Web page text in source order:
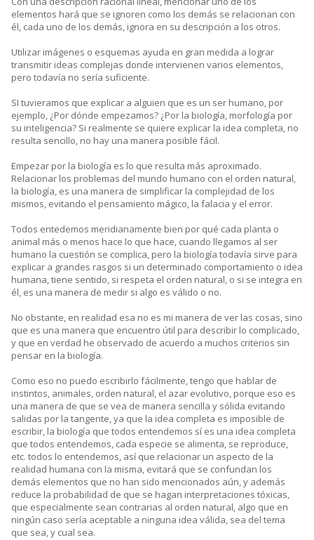
elementos hará que se ignoren como los demás se relacionan con
él, cada uno de los demás, ignora en su descripción a los otros.
Utilizar imágenes o esquemas ayuda en gran medida a lograr
transmitir ideas complejas donde intervienen varios elementos,
pero todavía no sería suficiente.
SI tuvieramos que explicar a alguien que es un ser humano, por
ejemplo, ¿Por dónde empezamos? ¿Por la biología, morfología por
su inteligencia? Si realmente se quiere explicar la idea completa, no
resulta sencillo, no hay una manera posible fácil.
Empezar por la biología es lo que resulta más aproximado.
Relacionar los problemas del mundo humano con el orden natural,
la biología, es una manera de simplificar la complejidad de los
mismos, evitando el pensamiento mágico, la falacia y el error.
Todos entedemos meridianamente bien por qué cada planta o
animal más o menos hace lo que hace, cuando llegamos al ser
humano la cuestión se complica, pero la biología todavía sirve para
explicar a grandes rasgos si un determinado comportamiento o idea
humana, tiene sentido, si respeta el orden natural, o si se integra en
él, es una manera de medir si algo es válido o no.
No obstante, en realidad esa no es mi manera de ver las cosas, sino
que es una manera que encuentro útil para describir lo complicado,
y que en verdad he observado de acuerdo a muchos criterios sin
pensar en la biología.
Como eso no puedo escribirlo fácilmente, tengo que hablar de
instintos, animales, orden natural, el azar evolutivo, porque eso es
una manera de que se vea de manera sencilla y sólida evitando
salidas por la tangente, ya que la idea completa es imposible de
escribir, la biología que todos entendemos sí es una idea completa
que todos entendemos, cada especie se alimenta, se reproduce,
etc. todos lo entendemos, así que relacionar un aspecto de la
realidad humana con la misma, evitará que se confundan los
demás elementos que no han sido mencionados aún, y además
reduce la probabilidad de que se hagan interpretaciones tóxicas,
que especialmente sean contrarias al orden natural, algo que en
ningún caso sería aceptable a ninguna idea válida, sea del tema
que sea, y cual sea.